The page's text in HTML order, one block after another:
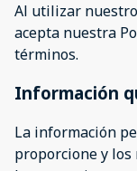
Al utilizar
acepta nuestra
términos.
Información
La información
proporcione y